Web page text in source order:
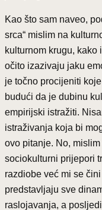
Kao što sam naveo,
srca“ mislim na
kulturnom krugu,
očito izazivaju jaku
je točno procijeniti
budući da je dubinu
empirijski istražiti.
istraživanja koja bi
ovo pitanje. No,
sociokulturni prijepori
razdiobe već mi se
predstavljaju sve
raslojavanja, a